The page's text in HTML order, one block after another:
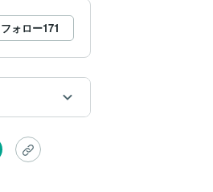
フォロー171